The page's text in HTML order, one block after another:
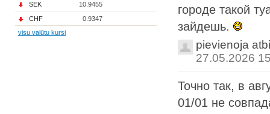
SEK
10.9455
CHF
0.9347
visu valūtu kursi
городе такой
зайдешь.
pievienoja
27.05.2026
Точно так, в
01/01 не